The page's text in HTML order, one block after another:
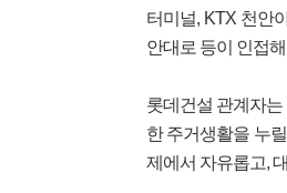
터미널, KTX 천안
안대로 등이 인접
롯데건설 관계자
한 주거생활을 누
제에서 자유롭고,